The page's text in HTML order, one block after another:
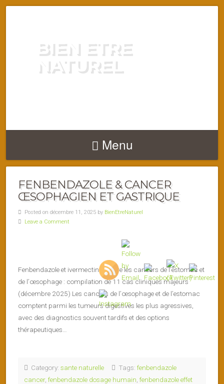
BIEN ETRE
NATUREL
Menu
FENBENDAZOLE & CANCER
ŒSOPHAGIEN ET GASTRIQUE
Posted on décembre 11, 2025 by BienEtreNaturel
Leave a Comment
Fenbendazole et ivermectine contre les cancers de l’estomac et
de l’œsophage : compilation de 11 cas cliniques majeurs
(décembre 2025) Les cancers de l’œsophage et de l’estomac
comptent parmi les tumeurs digestives les plus agressives,
avec des diagnostics souvent tardifs et des options
thérapeutiques…
Category: sante naturelle Tags: fenbendazole
cancer, fenbendazole dosage humain fenbendazole effet